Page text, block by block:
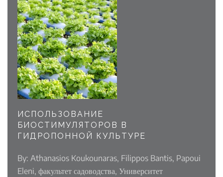
ИСПОЛЬЗОВАНИЕ
БИОСТИМУЛЯТОРОВ В
ГИДРОПОННОЙ КУЛЬТУРЕ
By: Athanasios Koukounaras, Filippos Bantis, Papoui
Eleni, факультет садоводства, Университет